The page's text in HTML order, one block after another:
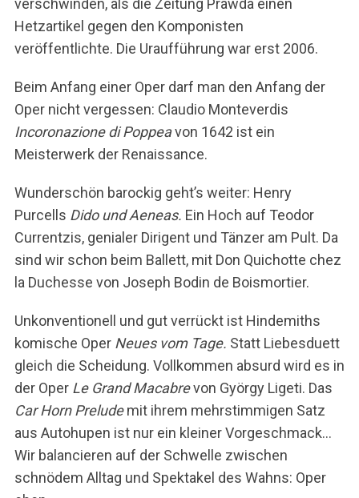
verschwinden, als die Zeitung Prawda einen
Hetzartikel gegen den Komponisten
veröffentlichte. Die Uraufführung war erst 2006.
Beim Anfang einer Oper darf man den Anfang der
Oper nicht vergessen: Claudio Monteverdis
Incoronazione di Poppeavon 1642 ist ein
Meisterwerk der Renaissance.
Wunderschön barockig geht’s weiter: Henry
Purcells Dido und Aeneas. Ein Hoch auf Teodor
Currentzis, genialer Dirigent und Tänzer am Pult. Da
sind wir schon beim Ballett, mit Don Quichotte chez
la Duchesse von Joseph Bodin de Boismortier.
Unkonventionell und gut verrückt ist Hindemiths
komische Oper Neues vom Tage. Statt Liebesduett
gleich die Scheidung. Vollkommen absurd wird es in
der Oper Le Grand Macabrevon György Ligeti. Das
Car Horn Preludemit ihrem mehrstimmigen Satz
aus Autohupen ist nur ein kleiner Vorgeschmack…
Wir balancieren auf der Schwelle zwischen
schnödem Alltag und Spektakel des Wahns: Oper